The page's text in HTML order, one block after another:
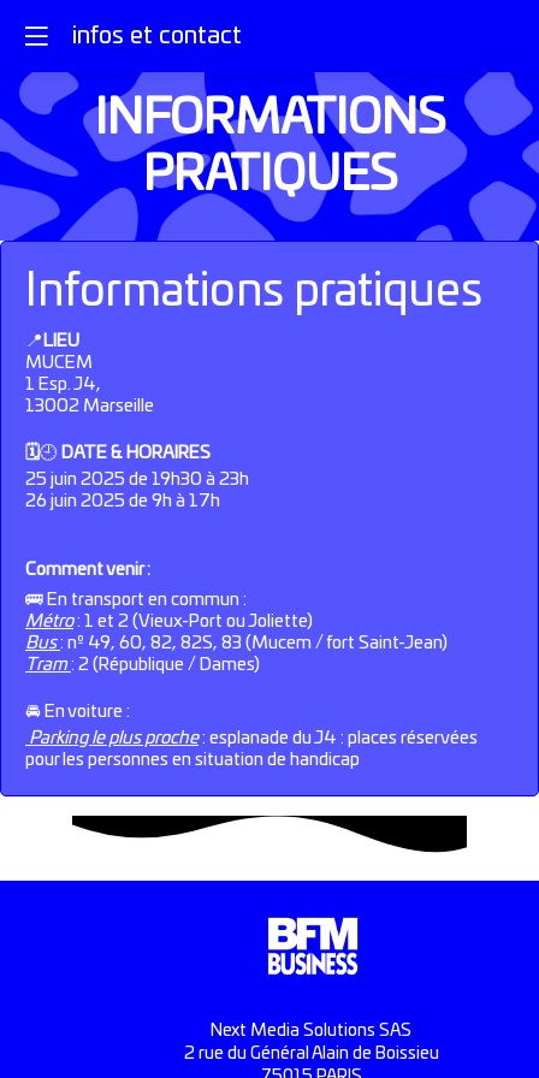
infos et contact
INFORMATIONS
PRATIQUES
Informations pratiques
📍 LIEU
MUCEM
1 Esp. J4,
13002 Marseille
🗓️🕘 DATE & HORAIRES
25 juin 2025 de 19h30 à 23h
26 juin 2025 de 9h à 17h
Comment venir :
🚌 En transport en commun :
Métro: 1 et 2 (Vieux-Port ou Joliette)
Bus: nº 49, 60, 82, 82S, 83 (Mucem / fort Saint-Jean)
Tram: 2 (République / Dames)
🚘 En voiture :
Parking le plus proche: esplanade du J4 : places réservées
pour les personnes en situation de handicap
Next Media Solutions SAS
2 rue du Général Alain de Boissieu